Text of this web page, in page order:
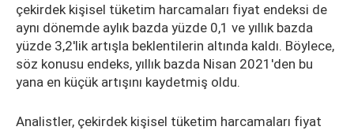
çekirdek kişisel tüketim harcamaları fiyat endeksi de
aynı dönemde aylık bazda yüzde 0,1 ve yıllık bazda
yüzde 3,2'lik artışla beklentilerin altında kaldı. Böylece,
söz konusu endeks, yıllık bazda Nisan 2021'den bu
yana en küçük artışını kaydetmiş oldu.
Analistler, çekirdek kişisel tüketim harcamaları fiyat